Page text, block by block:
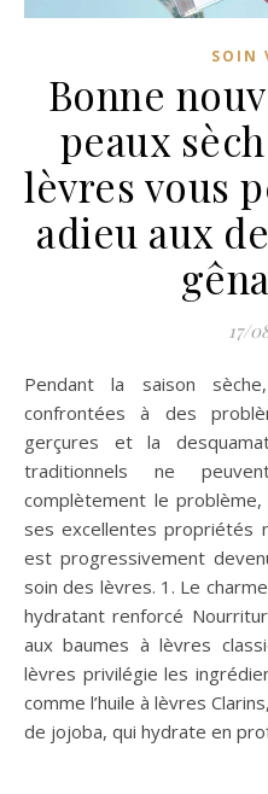
SOIN
Bonne
peaux
lèvres vous
adieu aux
17/
Pendant la saison sèche, les lèvres sont souvent
confrontées à des
gerçures et la
traditionnels ne
complètement le problème,
ses excellentes propriétés
est progressivement
soin des lèvres. 1. Le
hydratant renforcé
aux baumes à lèvres
lèvres privilégie les
comme l’huile à lèvres
de jojoba, qui hydrate en